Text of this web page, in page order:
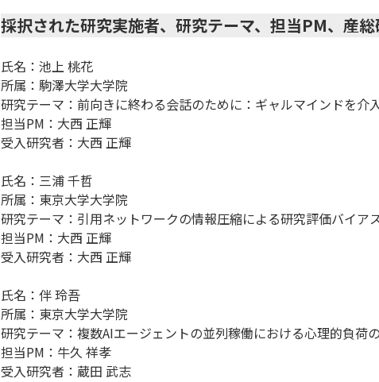
採択された研究実施者、研究テーマ、担当PM、産総
氏名：池上 桃花
所属：駒澤大学大学院
研究テーマ：前向きに終わる会話のために：ギャルマインドを
担当PM：大西 正輝
受入研究者：大西 正輝
氏名：三浦 千哲
所属：東京大学大学院
研究テーマ：引用ネットワークの情報圧縮による研究評価バイア
担当PM：大西 正輝
受入研究者：大西 正輝
氏名：伴 玲吾
所属：東京大学大学院
研究テーマ：複数AIエージェントの並列稼働における心理的負荷
担当PM：牛久 祥孝
受入研究者：蔵田 武志